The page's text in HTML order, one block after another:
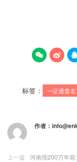
  
标签： 一证通查
作者：
上一篇
河南现200万年